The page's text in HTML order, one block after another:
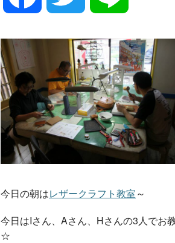
e
o
o
i
t
t
e
r
n
e
今日の朝はレザークラフト教室～
今日はIさん、Aさん、Hさんの3人でお
☆